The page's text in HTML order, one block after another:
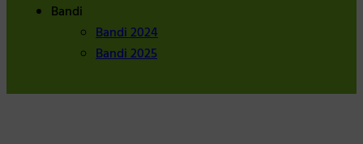
Bandi
Bandi 2024
Bandi 2025